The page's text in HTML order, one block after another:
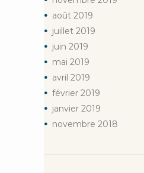
août 2019
juillet 2019
juin 2019
mai 2019
avril 2019
février 2019
janvier 2019
novembre 2018